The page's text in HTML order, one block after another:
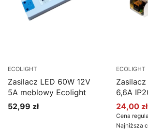
ECOLIGHT
Zasilacz LED 60W 12V
5A meblowy Ecolight
Cena
52,99 zł
ECOLIGHT
6,6A
Cena
24,00 zł
Cena
Najniższa